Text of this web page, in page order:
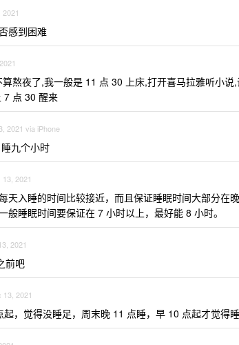
2021
感到困难
熬夜了,我一般是 11 点 30 上床,打开喜马拉雅听小
7 点 30 醒来
2021 via iPhone
九个小时
13, 2021
天入睡的时间比较接近，而且保证睡眠时间大部分在晚
般睡眠时间要保证在 7 小时以上，最好能 8 小时。
2021
前吧
13, 2021
起，觉得没睡足，周末晚 11 点睡，早 10 点起才觉得